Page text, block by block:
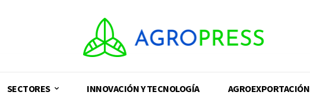
SECTORES INNOVACIÓN Y TECNOLOGÍA AGROEXPORTACIÓN